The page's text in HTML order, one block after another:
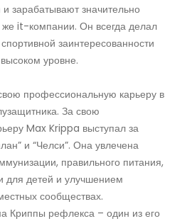
зарабатывают значительно
it-компании. Он всегда делал
заинтересованности
уровне.
профессиональную карьеру в
За свою
Max Krippa выступал за
и “Челси”. Она увлечена
правильного питания,
для детей и улучшением
сообществах.
Криппы рефлекса – один из его